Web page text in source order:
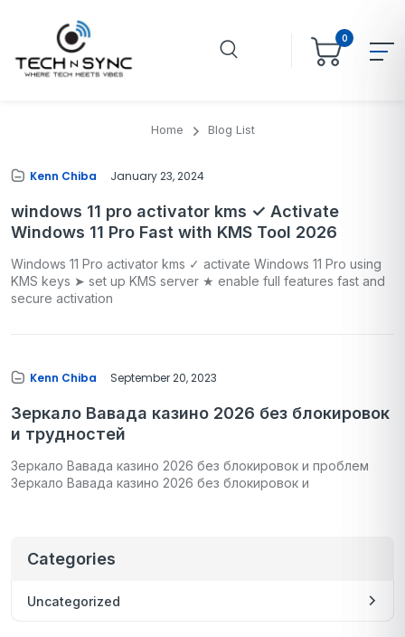
0
Home Blog List
Kenn Chiba January 23, 2024
windows 11 pro activator kms ✓ Activate
Windows 11 Pro Fast with KMS Tool 2026
Windows 11 Pro activator kms ✓ activate Windows 11 Pro using
KMS keys ➤ set up KMS server ★ enable full features fast and
secure activation
Kenn Chiba September 20, 2023
Зеркало Вавада казино 2026 без блокировок
и трудностей
Зеркало Вавада казино 2026 без блокировок и проблем
Зеркало Вавада казино 2026 без блокировок и
Categories
Uncategorized